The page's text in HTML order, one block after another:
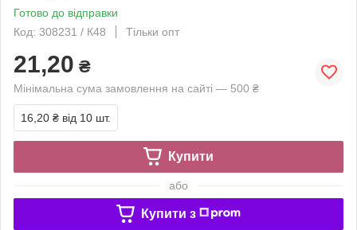
Готово до відправки
Код: 308231 / К48
Тільки опт
21,20 ₴
Мінімальна сума замовлення на сайті — 500 ₴
16,20 ₴ від 10 шт.
Купити
або
Купити з